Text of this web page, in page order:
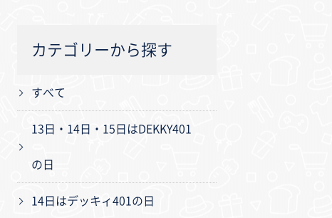
カテゴリーから探す
すべて
13日・14日・15日はDEKKY401
の日
14日はデッキィ401の日